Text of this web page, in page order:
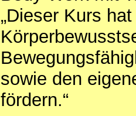
„Dieser Kurs
sowie den
fördern.“